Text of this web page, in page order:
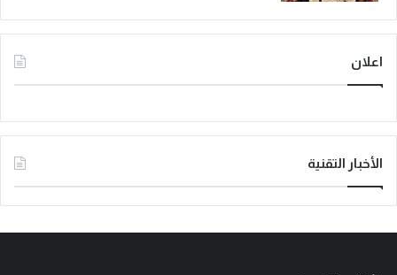
اعلان
الأخبار التقنية